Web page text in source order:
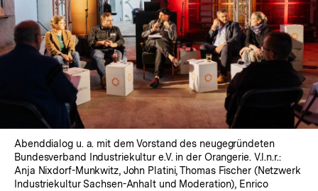
In
Lightbox
öffnen
Abenddialog u. a. mit dem Vorstand des neugegründeten
Bundesverband Industriekultur e.V. in der Orangerie. V.l.n.r.:
Anja Nixdorf-Munkwitz, John Platini, Thomas Fischer (Netzwerk
Industriekultur Sachsen-Anhalt und Moderation), Enrico